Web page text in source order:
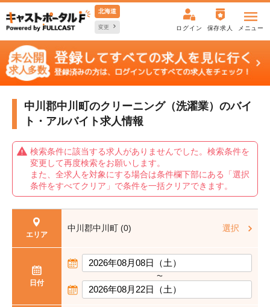
北海道
変更 ログイン 保存求人 メニュー
中川郡中川町のクリーニング（洗濯業）のバイ
ト・アルバイト求人情報
検索条件に該当する求人がありませんでした。検索条件を
変更して再度検索をお願いします。
また、全求人を対象にする場合は条件欄下部にある「選択
条件をすべてクリア」で条件を一括クリアできます。
エリア
中川郡中川町 (0) 選択
日付
〜